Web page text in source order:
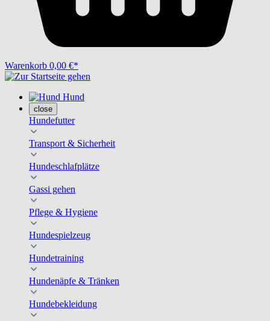
Warenkorb 0,00 €*
Hund
close
Hundefutter
Transport & Sicherheit
Hundeschlafplätze
Gassi gehen
Pflege & Hygiene
Hundespielzeug
Hundetraining
Hundenäpfe & Tränken
Hundebekleidung